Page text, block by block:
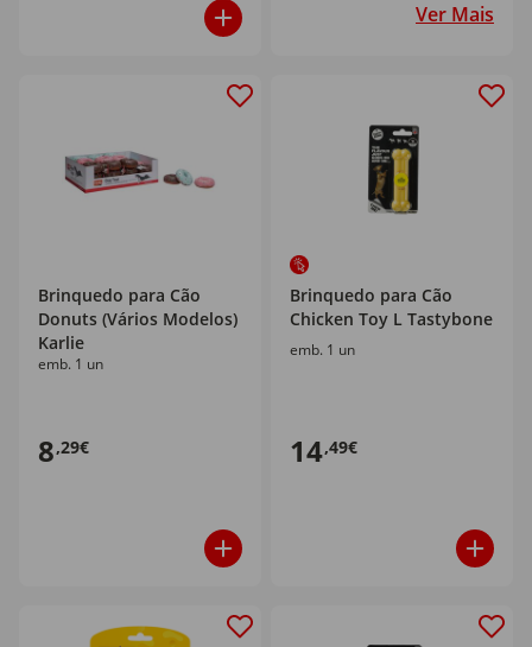
Ver Mais
Brinquedo para Cão
Donuts (Vários Modelos)
Karlie
emb. 1 un
8,29€
Brinquedo para Cão
Chicken Toy L Tastybone
emb. 1 un
14,49€